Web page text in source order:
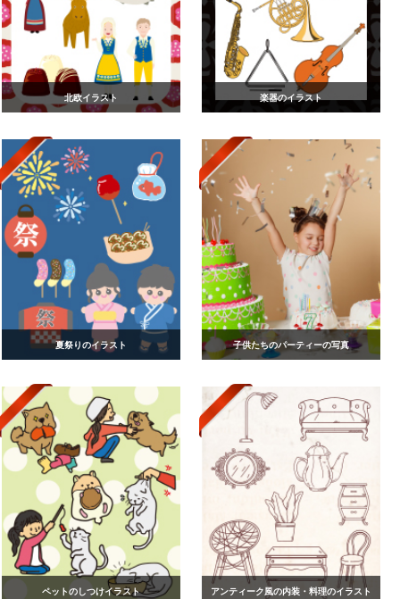
北欧イラスト 楽器のイラスト
夏祭りのイラスト 子供たちのパーティーの写真
ペットのしつけイラスト アンティーク風の内装・料理のイラスト